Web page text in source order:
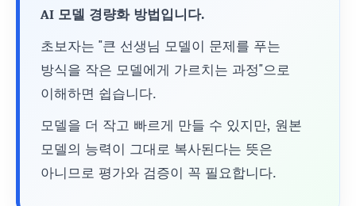
AI 모델 경량화 방법입니다.
초보자는 "큰 선생님 모델이 문제를 푸는
방식을 작은 모델에게 가르치는 과정"으로
이해하면 쉽습니다.
모델을 더 작고 빠르게 만들 수 있지만, 원본
모델의 능력이 그대로 복사된다는 뜻은
아니므로 평가와 검증이 꼭 필요합니다.